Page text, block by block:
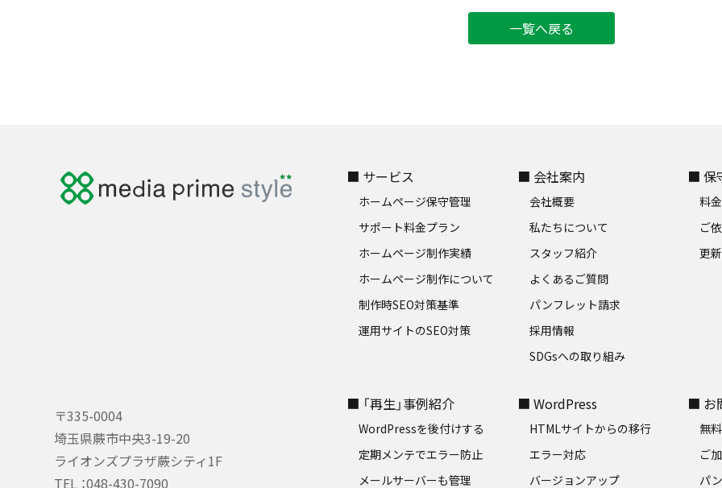
一覧へ戻る
〒335-0004
埼玉県蕨市中央3-19-20
ライオンズプラザ蕨シティ1F
TEL ：048-430-7090
■ サービス
ホームページ保守管理
サポート料金プラン
ホームページ制作実績
ホームページ制作について
制作時SEO対策基準
運用サイトのSEO対策
■ 会社案内
会社概要
私たちについて
スタッフ紹介
よくあるご質問
パンフレット請求
採用情報
SDGsへの取り組み
■ 保
料
ご
更
■ 「再生」事例紹介
WordPressを後付けする
定期メンテでエラー防止
メールサーバーも管理
■ WordPress
HTMLサイトからの移行
エラー対応
バージョンアップ
■ お
無
ご
パ